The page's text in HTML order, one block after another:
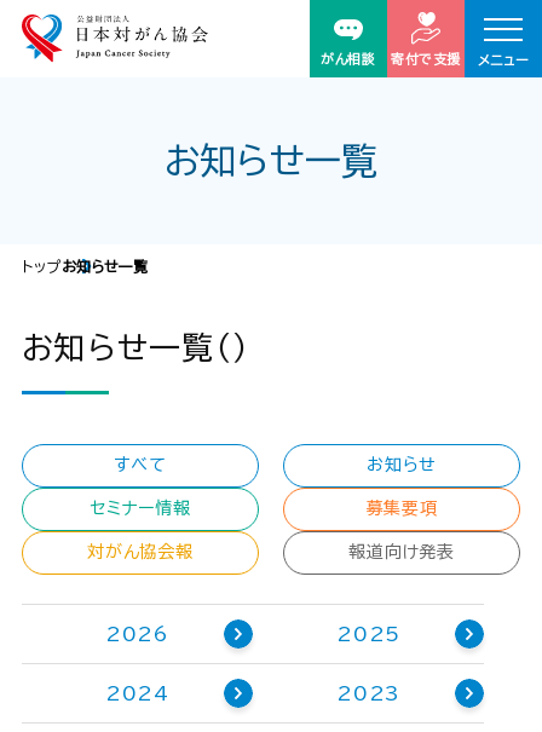
がん相談 寄付で支援 メニュー
お知らせ一覧
トップお知らせ一覧
お知らせ一覧（）
すべて お知らせ
セミナー情報 募集要項
対がん協会報 報道向け発表
2026 2025
2024 2023